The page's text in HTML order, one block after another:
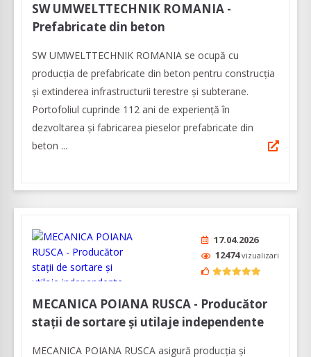
SW UMWELTTECHNIK ROMANIA -
Prefabricate din beton
SW UMWELTTECHNIK ROMANIA se ocupă cu
producția de prefabricate din beton pentru construcția
și extinderea infrastructurii terestre și subterane.
Portofoliul cuprinde 112 ani de experiență în
dezvoltarea și fabricarea pieselor prefabricate din
beton ...
17.04.2026
12474vizualizari
MECANICA POIANA RUSCA - Producător
staţii de sortare şi utilaje independente
MECANICA POIANA RUSCA asigură producţia şi